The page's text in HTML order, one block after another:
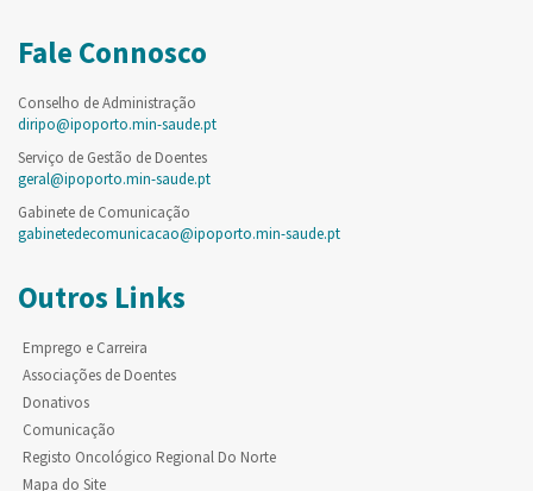
Fale Connosco
Conselho de Administração
diripo@ipoporto.min-saude.pt
Serviço de Gestão de Doentes
geral@ipoporto.min-saude.pt
Gabinete de Comunicação
gabinetedecomunicacao@ipoporto.min-saude.pt
Outros Links
Emprego e Carreira
Associações de Doentes
Donativos
Comunicação
Registo Oncológico Regional Do Norte
Mapa do Site